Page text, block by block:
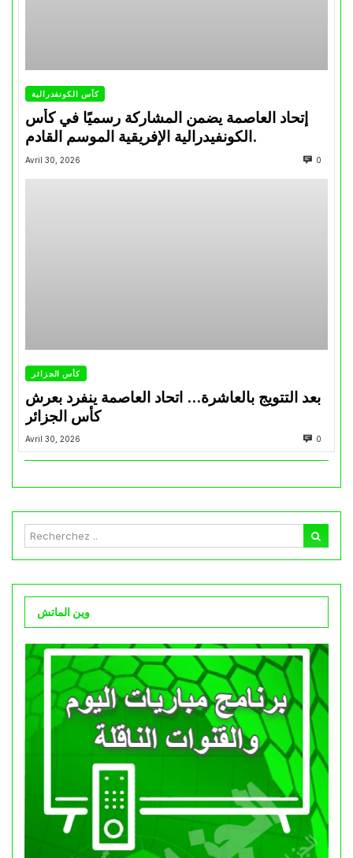
كأس الكونفدرالية
إتحاد العاصمة يضمن المشاركة رسميًا في كأس
الكونفيدرالية الإفريقية الموسم القادم.
Avril 30, 2026 0
كأس الجزائر
بعد التتويج بالعاشرة… اتحاد العاصمة ينفرد بعرش
كأس الجزائر
Avril 30, 2026 0
وين الماتش